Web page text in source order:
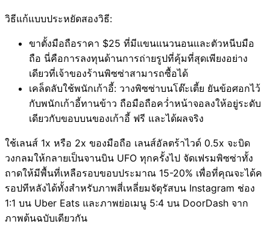
วิธีแก้แบบประหยัดสองวิธี:
ขาตั้งมือถือราคา $25 ที่มีแขนแนวนอนและตัวหนีบมือ
ถือ นี่คือการลงทุนด้านการถ่ายรูปที่คุ้มที่สุดเพียงอย่าง
เดียวที่เจ้าของร้านพิซซ่าสามารถซื้อได้
เคล็ดลับใช้พนักเก้าอี้: วางพิซซ่าบนโต๊ะเตี้ย ยันข้อศอกไว้
กับพนักเก้าอี้ทานข้าว ถือมือถือคว่ำหน้าจอลงให้อยู่ระดับ
เดียวกับขอบบนของเก้าอี้ ฟรี และได้ผลจริง
ใช้เลนส์ 1x หรือ 2x ของมือถือ เลนส์อัลตร้าไวด์ 0.5x จะบิด
วงกลมให้กลายเป็นจานบิน UFO ทุกครั้งไป จัดเฟรมพิซซ่าทั้ง
ถาดให้มีพื้นที่เหลือรอบขอบประมาณ 15-20% เพื่อที่คุณจะได้ค
รอปทีหลังได้ทั้งสำหรับภาพสี่เหลี่ยมจัตุรัสบน Instagram ช่อง
1:1 บน Uber Eats และภาพย่อเมนู 5:4 บน DoorDash จาก
ภาพต้นฉบับเดียวกัน